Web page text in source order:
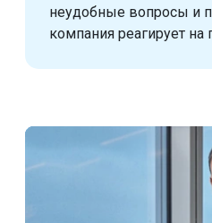
неудобные вопросы и
компания реагирует